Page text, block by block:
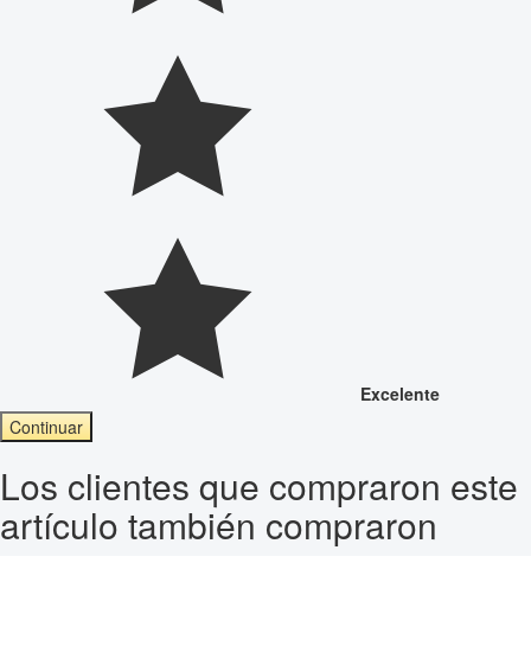
Excelente
Continuar
Los clientes que compraron este
artículo también compraron